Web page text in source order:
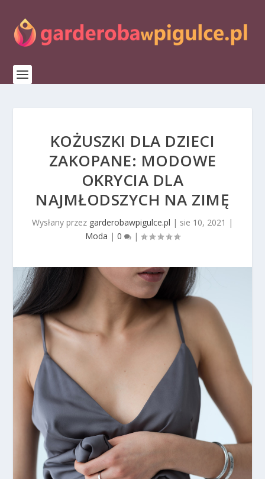
KOŻUSZKI DLA DZIECI
ZAKOPANE: MODOWE
OKRYCIA DLA
NAJMŁODSZYCH NA ZIMĘ
Wysłany przez garderobawpigulce.pl | sie 10, 2021 |
Moda | 0 |